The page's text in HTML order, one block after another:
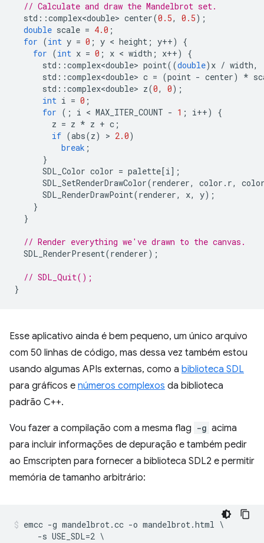
// Calculate and draw the Mandelbrot set.
std ::complex<double> center(0.5, 0.5);
double scale = 4.0 ;
for (int y = 0 ; y < height ; y++)
{
for (int x = 0 ; x < width ; x++)
{
std ::complex<double> point((double) x / width,
std ::complex<double> c = (point - center) *
std ::complex<double> z(0, 0);
int i = 0 ;
for (; i < MAX_ITER_COUNT - 1 ; i++)
{
z = z * z + c ;
if (abs(z) > 2.0)
break ;
}
SDL_Color color = palette [i];
SDL_SetRenderDrawColor(renderer, color . r,
SDL_RenderDrawPoint(renderer, x, y);
}
}
// Render everything we've drawn to the canvas.
SDL_RenderPresent(renderer);
// SDL_Quit();
}
Esse aplicativo ainda é bem pequeno, um único arquivo
com 50 linhas de código, mas dessa vez também estou
usando algumas APIs externas, como a biblioteca SDL
para gráficos e números complexos da biblioteca
padrão C++.
Vou fazer a compilação com a mesma flag -g acima
para incluir informações de depuração e também pedir
ao Emscripten para fornecer a biblioteca SDL2 e permitir
memória de tamanho arbitrário:
emcc -g mandelbrot.cc -o mandelbrot.html \
     -s USE_SDL=2 \